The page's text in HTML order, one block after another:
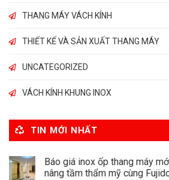
THANG MÁY VÁCH KÍNH
THIẾT KẾ VÀ SẢN XUẤT THANG MÁY
UNCATEGORIZED
VÁCH KÍNH KHUNG INOX
TIN MỚI NHẤT
Báo giá inox ốp thang máy
nâng tầm thẩm mỹ cùng